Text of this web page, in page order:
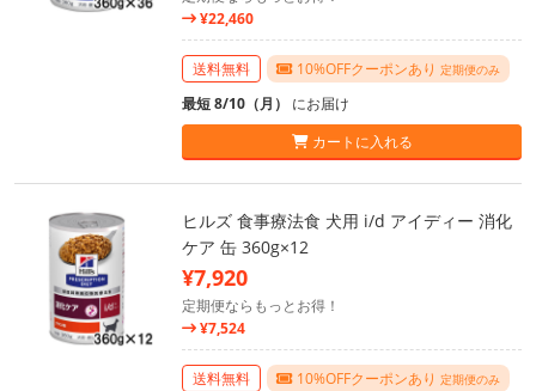
¥22,460
送料無料 10%OFFクーポンあり 定期便のみ
最短 8/10（月） にお届け
カートに入れる
ヒルズ 食事療法食 犬用 i/d アイディー 消化
ケア 缶 360g×12
¥7,920
定期便ならもっとお得！
¥7,524
送料無料 10%OFFクーポンあり 定期便のみ